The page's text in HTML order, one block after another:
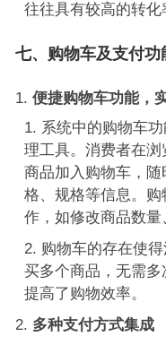
往往具有较高的转化
七、购物车及支付功
便捷购物车功能，
系统中的购物车
理工具。消费者在
商品加入购物车，
格、规格等信息。
作，如修改商品数量
购物车的存在使
买多个商品，无需多
提高了购物效率。
多种支付方式集成